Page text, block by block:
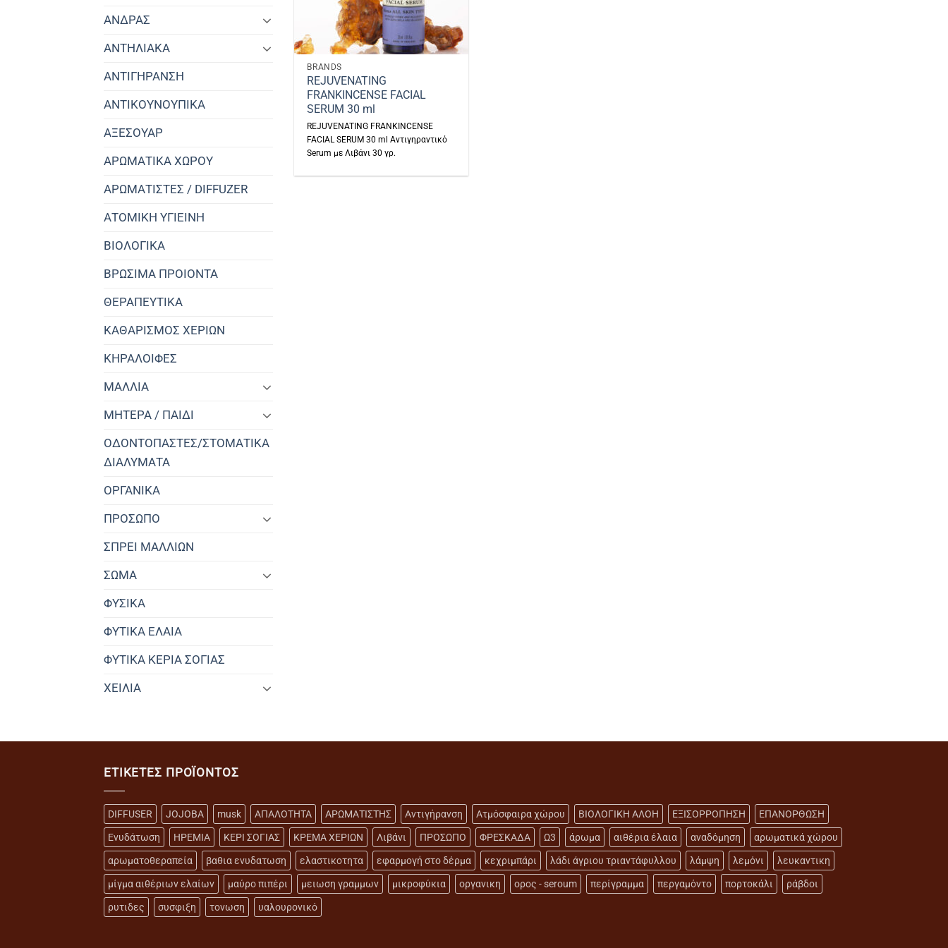
ΑΝΔΡΑΣ
ΑΝΤΗΛΙΑΚΑ
ΑΝΤΙΓΗΡΑΝΣΗ
ΑΝΤΙΚΟΥΝΟΥΠΙΚΑ
ΑΞΕΣΟΥΑΡ
ΑΡΩΜΑΤΙΚΑ ΧΩΡΟΥ
ΑΡΩΜΑΤΙΣΤΕΣ / DIFFUZER
ΑΤΟΜΙΚΗ ΥΓΙΕΙΝΗ
ΒΙΟΛΟΓΙΚΑ
ΒΡΩΣΙΜΑ ΠΡΟΙΟΝΤΑ
ΘΕΡΑΠΕΥΤΙΚΑ
ΚΑΘΑΡΙΣΜΟΣ ΧΕΡΙΩΝ
ΚΗΡΑΛΟΙΦΕΣ
ΜΑΛΛΙΑ
ΜΗΤΕΡΑ / ΠΑΙΔΙ
ΟΔΟΝΤΟΠΑΣΤΕΣ/ΣΤΟΜΑΤΙΚΑ
ΔΙΑΛΥΜΑΤΑ
ΟΡΓΑΝΙΚΑ
ΠΡΟΣΩΠΟ
ΣΠΡΕΙ ΜΑΛΛΙΩΝ
ΣΩΜΑ
ΦΥΣΙΚΑ
ΦΥΤΙΚΑ ΕΛΑΙΑ
ΦΥΤΙΚΑ ΚΕΡΙΑ ΣΟΓΙΑΣ
ΧΕΙΛΙΑ
BRANDS
REJUVENATING
FRANKINCENSE FACIAL
SERUM 30 ml
REJUVENATING FRANKINCENSE
FACIAL SERUM 30 ml Αντιγηραντικό
Serum με Λιβάνι 30 γρ.
ΕΤΙΚΈΤΕΣ ΠΡΟΪΌΝΤΟΣ
DIFFUSER JOJOBA musk ΑΠΑΛΟΤΗΤΑ ΑΡΩΜΑΤΙΣΤΗΣ Αντιγήρανση Ατμόσφαιρα χώρου ΒΙΟΛΟΓΙΚΗ ΑΛΟΗ ΕΞΙΣΟΡΡΟΠΗΣΗ ΕΠΑΝΟΡΘΩΣΗ
Ενυδάτωση ΗΡΕΜΙΑ ΚΕΡΙ ΣΟΓΙΑΣ ΚΡΕΜΑ ΧΕΡΙΩΝ Λιβάνι ΠΡΟΣΩΠΟ ΦΡΕΣΚΑΔΑ Ω3 άρωμα αιθέρια έλαια αναδόμηση αρωματικά χώρου
αρωματοθεραπεία βαθια ενυδατωση ελαστικοτητα εφαρμογή στο δέρμα κεχριμπάρι λάδι άγριου τριαντάφυλλου λάμψη λεμόνι λευκαντικη
μίγμα αιθέριων ελαίων μαύρο πιπέρι μειωση γραμμων μικροφύκια οργανικη ορος - seroum περίγραμμα περγαμόντο πορτοκάλι ράβδοι
ρυτιδες συσφιξη τονωση υαλουρονικό